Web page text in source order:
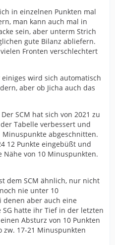
in einzelnen Punkten mal
man kann auch mal in
sein, aber unterm Strich
gute Bilanz abliefern.
Fronten verschlechtert
wird sich automatisch
aber ob Jicha auch das
SCM hat sich von 2021 zu
Tabelle verbessert und
abgeschnitten.
12 Punkte eingebüßt und
von 10 Minuspunkten.
dem SCM ähnlich, nur nicht
nie unter 10
aber auch eine
hatte ihr Tief in der letzten
Absturz von 10 Punkten
17-21 Minuspunkten